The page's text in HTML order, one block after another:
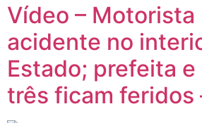
Vídeo – Motorista
acidente no
Estado; prefeita
três ficam feridos